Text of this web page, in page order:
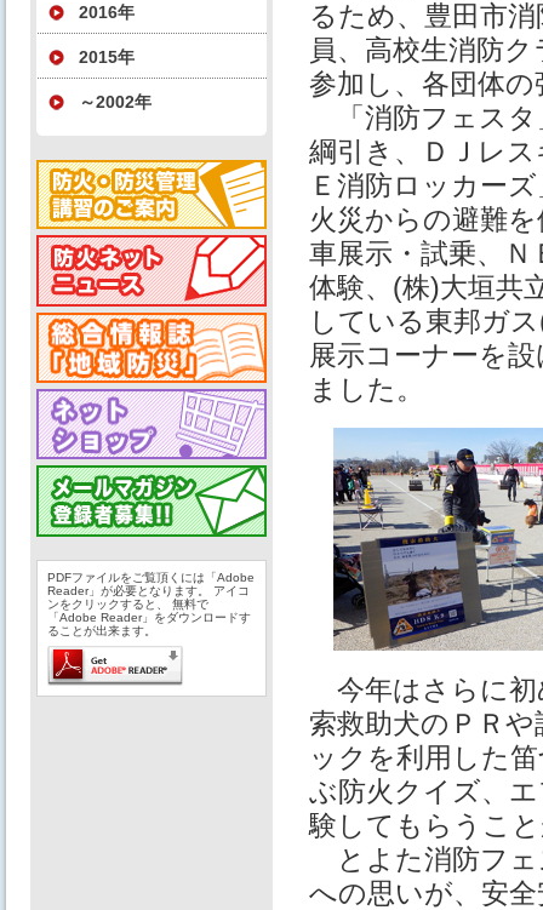
2016年
2015年
～2002年
PDFファイルをご覧頂くには「Adobe
Reader」が必要となります。 アイコ
ンをクリックすると、 無料で
「Adobe Reader」をダウンロードす
ることが出来ます。
るため、豊田市
員、高校生消防
参加し、各団体
「消防フェスタ
綱引き、ＤＪレ
Ｅ消防ロッカー
火災からの避難
車展示・試乗、
体験、(株)大垣共
している東邦ガ
展示コーナーを
ました。
今年はさらに
索救助犬のＰＲ
ックを利用した
ぶ防火クイズ、
験してもらうこ
とよた消防フェ
への思いが、安